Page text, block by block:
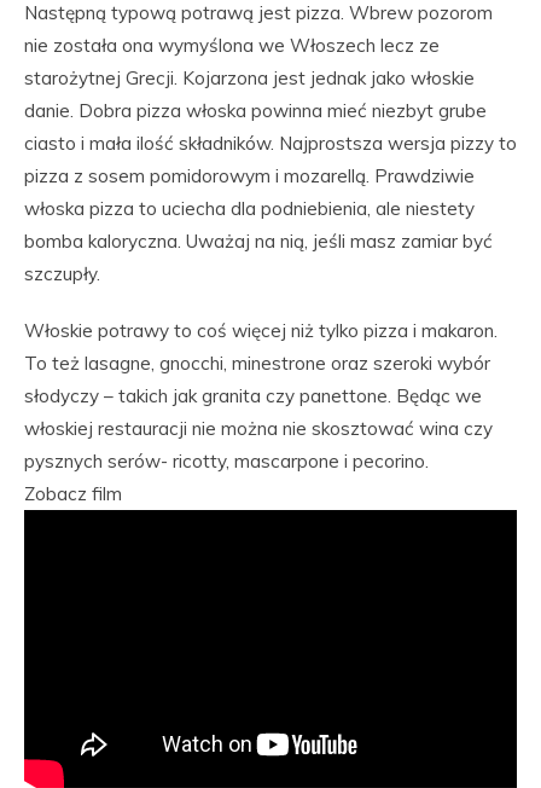
Następną typową potrawą jest pizza. Wbrew pozorom
nie została ona wymyślona we Włoszech lecz ze
starożytnej Grecji. Kojarzona jest jednak jako włoskie
danie. Dobra pizza włoska powinna mieć niezbyt grube
ciasto i mała ilość składników. Najprostsza wersja pizzy to
pizza z sosem pomidorowym i mozarellą. Prawdziwie
włoska pizza to uciecha dla podniebienia, ale niestety
bomba kaloryczna. Uważaj na nią, jeśli masz zamiar być
szczupły.
Włoskie potrawy to coś więcej niż tylko pizza i makaron.
To też lasagne, gnocchi, minestrone oraz szeroki wybór
słodyczy – takich jak granita czy panettone. Będąc we
włoskiej restauracji nie można nie skosztować wina czy
pysznych serów- ricotty, mascarpone i pecorino.
Zobacz film